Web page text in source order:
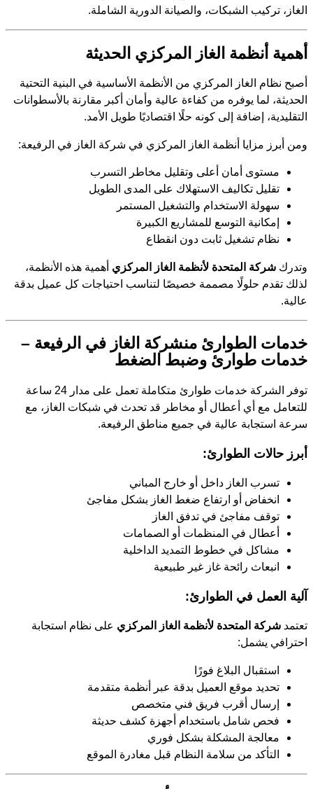
الغاز، تركيب الشبكات، والصيانة الدورية الشاملة.
أهمية أنظمة الغاز المركزي الحديثة
أصبح نظام الغاز المركزي من الأنظمة الأساسية في البنية التحتية
الحديثة، لما يوفره من كفاءة عالية وأمان أكبر مقارنة بالأسطوانات
التقليدية، إضافة إلى كونه حلًا اقتصاديًا طويل الأمد.
ومن أبرز مزايا أنظمة الغاز المركزي في شركة الغاز في الرفيعة:
مستوى أمان أعلى وتقليل مخاطر التسرب
تقليل تكاليف الاستهلاك على المدى الطويل
سهولة الاستخدام والتشغيل المستمر
إمكانية التوسع للمشاريع الكبيرة
نظام تشغيل ثابت دون انقطاع
وتدرك شركة المتحدة لأنظمة الغاز المركزي أهمية هذه الأنظمة،
لذلك تقدم حلولًا مصممة خصيصًا لتناسب احتياجات كل عميل بدقة
عالية.
خدمات الطوارئ منشركة الغاز في الرفيعة –
خدمات طوارئ وضبط الضغط
توفر الشركة خدمات طوارئ متكاملة تعمل على مدار 24 ساعة
للتعامل مع أي أعطال أو مخاطر قد تحدث في شبكات الغاز، مع
سرعة استجابة عالية في جميع مناطق الرفيعة.
أبرز حالات الطوارئ:
تسرب الغاز داخل أو خارج المباني
انخفاض أو ارتفاع ضغط الغاز بشكل مفاجئ
توقف مفاجئ في تدفق الغاز
أعطال في المنظمات أو الصمامات
مشاكل في خطوط التمديد الداخلية
انبعاث رائحة غاز غير طبيعية
آلية العمل في الطوارئ:
تعتمد شركة المتحدة لأنظمة الغاز المركزي على نظام استجابة
احترافي يشمل:
استقبال البلاغ فورًا
تحديد موقع العميل بدقة عبر أنظمة متقدمة
إرسال أقرب فريق فني متخصص
فحص شامل باستخدام أجهزة كشف حديثة
معالجة المشكلة بشكل فوري
التأكد من سلامة النظام قبل مغادرة الموقع